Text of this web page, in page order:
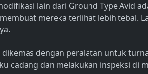
lain dari Ground Type Avid
mereka terlihat lebih tebal.
dengan peralatan untuk
cadang dan melakukan inspeksi di